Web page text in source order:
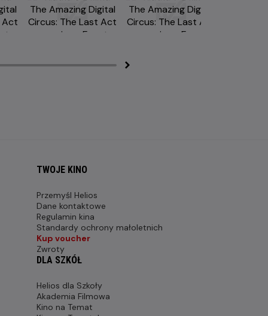
TWOJE KINO
Przemyśl Helios
Dane kontaktowe
Regulamin kina
Standardy ochrony małoletnich
Kup voucher
Zwroty
DLA SZKÓŁ
Helios dla Szkoły
Akademia Filmowa
Kino na Temat